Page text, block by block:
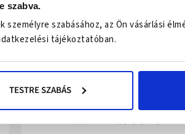
szabva.
szabásához, az Ön vásárlási
tájékoztatóban.
TESTRE SZABÁS
CBD Olaj kutyáknak és
és ízületi támogató
kutyáknak
4.86
14.800Ft 12.580Ft